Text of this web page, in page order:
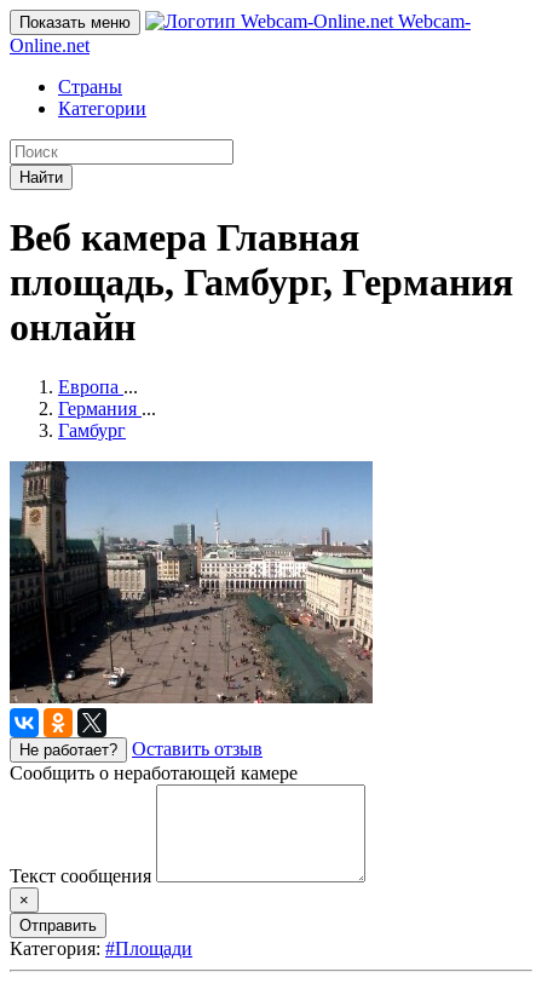
Показать меню
Webcam-
Online.net
Страны
Категории
Найти
Веб камера Главная
площадь, Гамбург, Германия
онлайн
Европа ...
Германия ...
Гамбург
Не работает?
Оставить отзыв
Сообщить о неработающей камере
Текст сообщения
×
Отправить
Категория: #Площади